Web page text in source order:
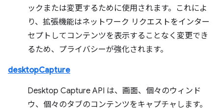
ックまたは変更するために使用されます。これによ
り、拡張機能はネットワーク リクエストをインター
セプトしてコンテンツを表示することなく変更でき
るため、プライバシーが強化されます。
desktopCapture
Desktop Capture API は、画面、個々のウィンド
ウ、個々のタブのコンテンツをキャプチャします。